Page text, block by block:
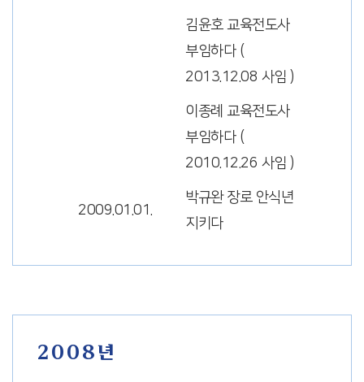
김윤호 교육전도사
부임하다 (
2013.12.08 사임 )
이종례 교육전도사
부임하다 (
2010.12.26 사임 )
2009.01.01.
박규완 장로 안식년
지키다
2008년